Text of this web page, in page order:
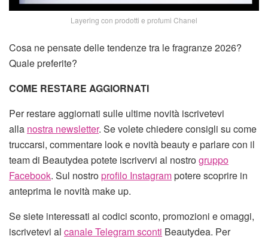
Layering con prodotti e profumi Chanel
Cosa ne pensate delle tendenze tra le fragranze 2026?
Quale preferite?
COME RESTARE AGGIORNATI
Per restare aggiornati sulle ultime novità iscrivetevi
alla nostra newsletter. Se volete chiedere consigli su come
truccarsi, commentare look e novità beauty e parlare con il
team di Beautydea potete iscrivervi al nostrogruppo
Facebook. Sul nostroprofilo Instagrampotere scoprire in
anteprima le novità make up.
Se siete interessati ai codici sconto, promozioni e omaggi,
iscrivetevi al canale Telegram sconti Beautydea. Per